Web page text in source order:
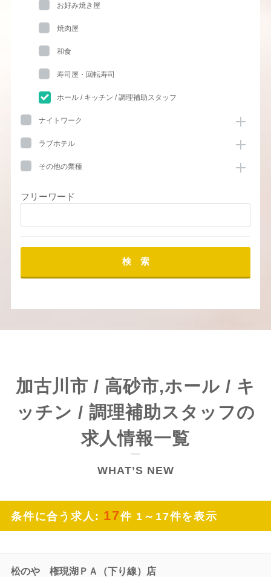
お好み焼き屋
焼肉屋
和食
寿司屋・回転寿司
ホール / キッチン / 調理補助スタッフ
ナイトワーク
ラブホテル
その他の業種
フリーワード
検 索
加古川市 / 高砂市,ホール / キ
ッチン / 調理補助スタッフの
求人情報一覧
WHAT’S NEW
条件に合う求人: 17件 1～17件を表示
松のや 権現湖ＰＡ（下り線）店